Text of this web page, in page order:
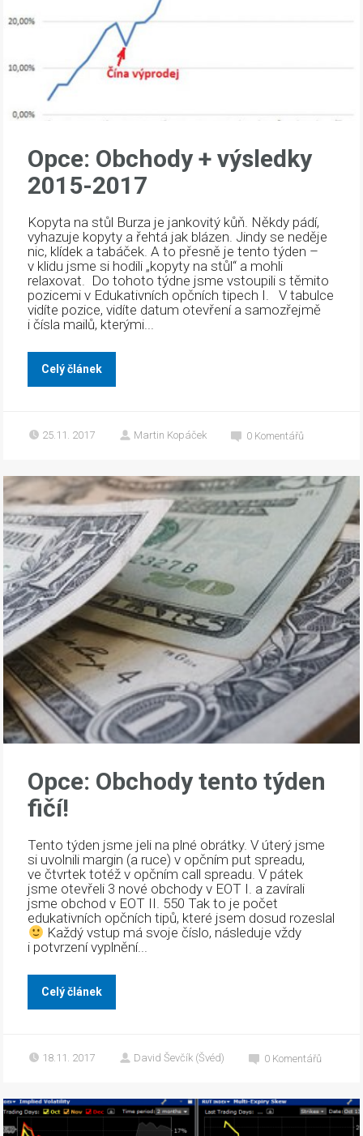
Opce: Obchody + výsledky
2015-2017
Kopyta na stůl Burza je jankovitý kůň. Někdy pádí,
vyhazuje kopyty a řehtá jak blázen. Jindy se neděje
nic, klídek a tabáček. A to přesně je tento týden –
v klidu jsme si hodili „kopyty na stůl“ a mohli
relaxovat. Do tohoto týdne jsme vstoupili s těmito
pozicemi v Edukativních opčních tipech I. V tabulce
vidíte pozice, vidíte datum otevření a samozřejmě
i čísla mailů, kterými...
Celý článek
25.11. 2017 Martin Kopáček 0 Komentářů
Opce: Obchody tento týden
fičí!
Tento týden jsme jeli na plné obrátky. V úterý jsme
si uvolnili margin (a ruce) v opčním put spreadu,
ve čtvrtek totéž v opčním call spreadu. V pátek
jsme otevřeli 3 nové obchody v EOT I. a zavírali
jsme obchod v EOT II. 550 Tak to je počet
edukativních opčních tipů, které jsem dosud rozeslal
Každý vstup má svoje číslo, následuje vždy
i potvrzení vyplnění...
Celý článek
18.11. 2017 David Ševčík (Švéd) 0 Komentářů